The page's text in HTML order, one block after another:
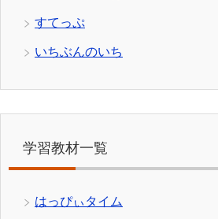
すてっぷ
いちぶんのいち
学習教材一覧
はっぴぃタイム